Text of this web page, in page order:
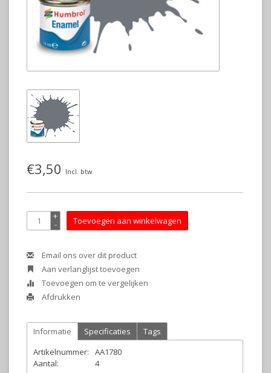
€3,50 Incl. btw
+
- Toevoegen aan winkelwagen
Email ons over dit product
Aan verlanglijst toevoegen
Toevoegen om te vergelijken
Afdrukken
Informatie Specificaties
Tags
Artikelnummer:
AA1780
Aantal:
4